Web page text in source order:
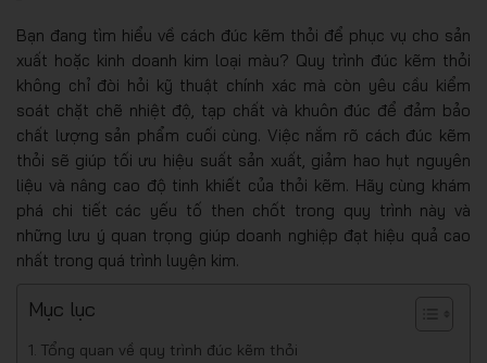
Bạn đang tìm hiểu về cách đúc kẽm thỏi để phục vụ cho sản
xuất hoặc kinh doanh kim loại màu? Quy trình đúc kẽm thỏi
không chỉ đòi hỏi kỹ thuật chính xác mà còn yêu cầu kiểm
soát chặt chẽ nhiệt độ, tạp chất và khuôn đúc để đảm bảo
chất lượng sản phẩm cuối cùng. Việc nắm rõ cách đúc kẽm
thỏi sẽ giúp tối ưu hiệu suất sản xuất, giảm hao hụt nguyên
liệu và nâng cao độ tinh khiết của thỏi kẽm. Hãy cùng khám
phá chi tiết các yếu tố then chốt trong quy trình này và
những lưu ý quan trọng giúp doanh nghiệp đạt hiệu quả cao
nhất trong quá trình luyện kim.
Mục lục
Tổng quan về quy trình đúc kẽm thỏi